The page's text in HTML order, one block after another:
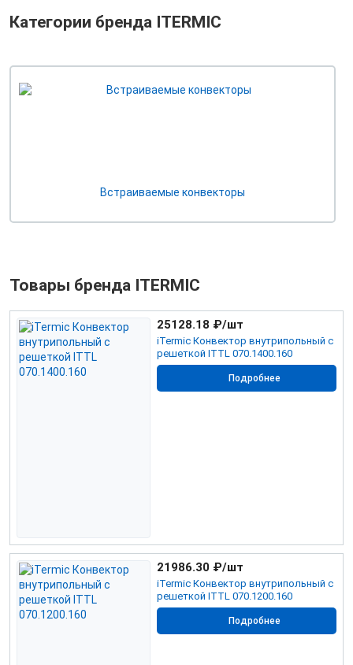
Категории бренда ITERMIC
Встраиваемые конвекторы
Товары бренда ITERMIC
iTermic Конвектор внутрипольный с
решеткой ITTL 070.1400.160
25128.18 ₽/шт
Подробнее
iTermic Конвектор внутрипольный с
решеткой ITTL 070.1200.160
21986.30 ₽/шт
Подробнее